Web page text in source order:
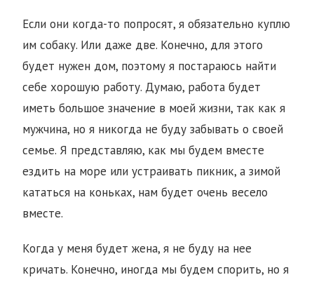
Если они когда-то попросят, я обязательно куплю
им собаку. Или даже две. Конечно, для этого
будет нужен дом, поэтому я постараюсь найти
себе хорошую работу. Думаю, работа будет
иметь большое значение в моей жизни, так как я
мужчина, но я никогда не буду забывать о своей
семье. Я представляю, как мы будем вместе
ездить на море или устраивать пикник, а зимой
кататься на коньках, нам будет очень весело
вместе.
Когда у меня будет жена, я не буду на нее
кричать. Конечно, иногда мы будем спорить, но я